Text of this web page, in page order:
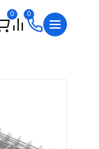
0 0